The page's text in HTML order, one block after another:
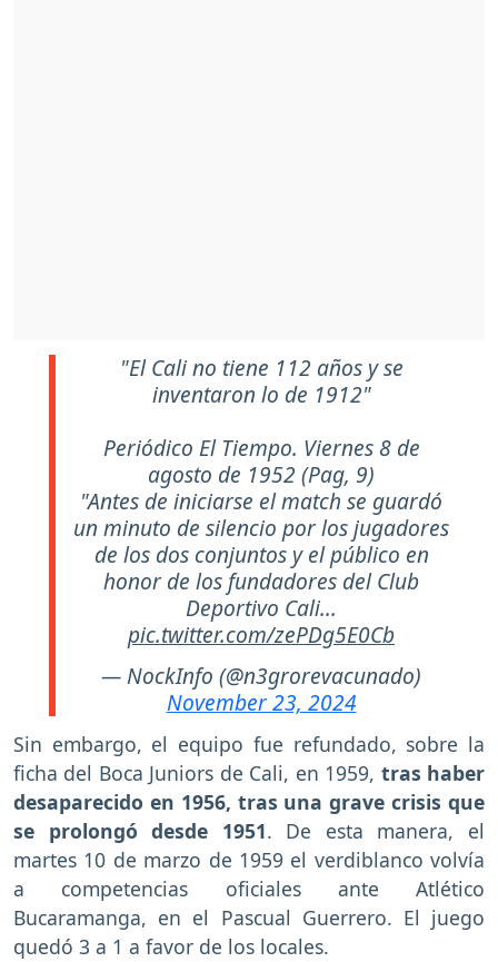
"El Cali no tiene 112 años y se
inventaron lo de 1912"
Periódico El Tiempo. Viernes 8 de
agosto de 1952 (Pag, 9)
"Antes de iniciarse el match se guardó
un minuto de silencio por los jugadores
de los dos conjuntos y el público en
honor de los fundadores del Club
Deportivo Cali...
pic.twitter.com/zePDg5E0Cb
— NockInfo (@n3grorevacunado)
November 23, 2024
Sin embargo, el equipo fue refundado, sobre la
ficha del Boca Juniors de Cali, en 1959, tras haber
desaparecido en 1956, tras una grave crisis que
se prolongó desde 1951. De esta manera, el
martes 10 de marzo de 1959 el verdiblanco volvía
a competencias oficiales ante Atlético
Bucaramanga, en el Pascual Guerrero. El juego
quedó 3 a 1 a favor de los locales.